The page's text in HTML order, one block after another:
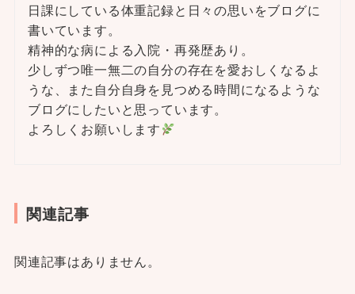
日課にしている体重記録と日々の思いをブログに
書いています。
精神的な病による入院・再発歴あり。
少しずつ唯一無二の自分の存在を愛おしくなるよ
うな、また自分自身を見つめる時間になるような
ブログにしたいと思っています。
よろしくお願いします
関連記事
関連記事はありません。